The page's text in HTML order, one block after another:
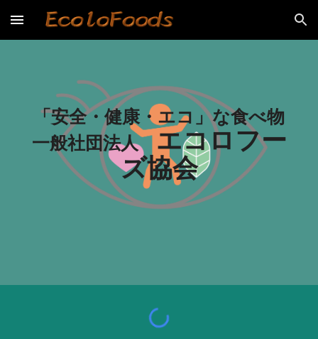
Skip to main content Skip to navigation
「安全・健康・エコ」な食べ物
一般社団法人エコロフー
ズ協会